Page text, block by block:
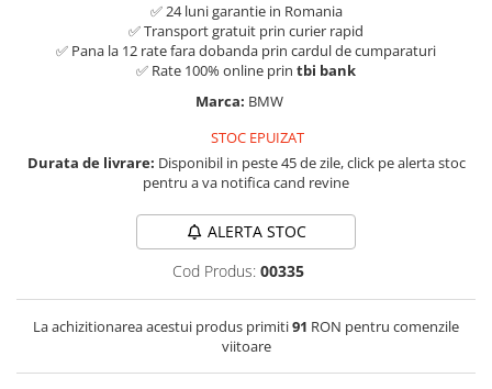
✅ 24 luni garantie in Romania
✅ Transport gratuit prin curier rapid
✅ Pana la 12 rate fara dobanda prin cardul de cumparaturi
✅ Rate 100% online prin tbi bank
Marca: BMW
STOC EPUIZAT
Durata de livrare: Disponibil in peste 45 de zile, click pe alerta stoc
pentru a va notifica cand revine
ALERTA STOC
Cod Produs: 00335
La achizitionarea acestui produs primiti91 RON pentru comenzile
viitoare